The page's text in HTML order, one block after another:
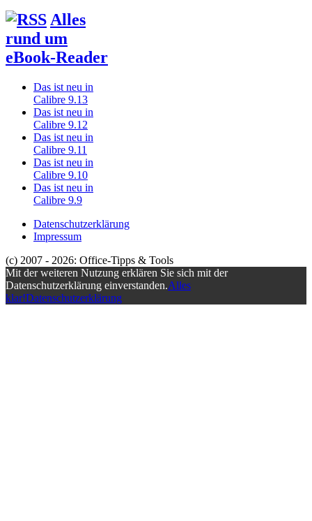
Alles
rund um
eBook-Reader
Das ist neu in
Calibre 9.13
Das ist neu in
Calibre 9.12
Das ist neu in
Calibre 9.11
Das ist neu in
Calibre 9.10
Das ist neu in
Calibre 9.9
Datenschutzerklärung
Impressum
(c) 2007 - 2026: Office-Tipps & Tools
Mit der weiteren Nutzung erklären Sie sich mit der
Datenschutzerklärung einverstanden.Alles
klar!Datenschutzerklärung